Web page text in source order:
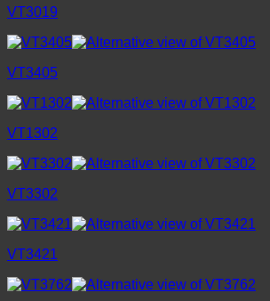
VT3019
VT3405
VT1302
VT3302
VT3421